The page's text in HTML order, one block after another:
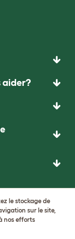
aider?
DES
ET
le stockage de
sur le site,
nos efforts